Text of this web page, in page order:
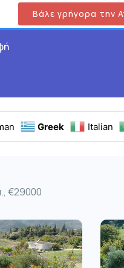
Βάλε γρήγορα την
Greek Italian
€29000